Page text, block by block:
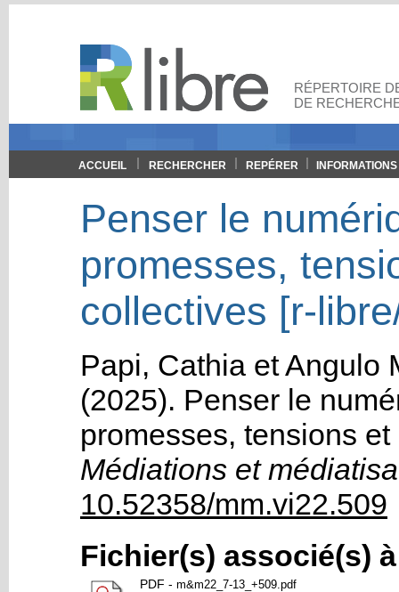
RÉPERTOIRE
DE
ACCUEIL RECHERCHER REPÉRER INFORMATIONS
Penser le
promesses,
collectives [r-
Papi, Cathia etAngulo
(2025). Penser le
promesses, tensions
Médiations et
10.52358/mm.vi22.509
Fichier(s) associé(s)
PDF - m&m22_7-13_+509.pdf